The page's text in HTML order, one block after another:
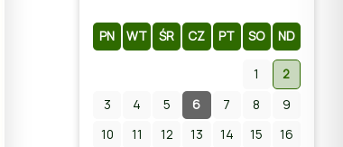
PN WT ŚR CZ PT SO ND
1
2
Zapraszamy na Letni
Pokaz Filmowy na
stadionie w Chmielniku!
3 4 5 6 7 8
9
10
11 12 13 14 15
16